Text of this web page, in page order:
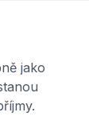
jako